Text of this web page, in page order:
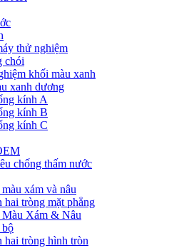
thử nghiệm
chói
khối màu xanh
xanh dương
kính A
kính B
kính C
chống thấm nước
xám và nâu
hai tròng mặt phẳng
Xám & Nâu
bộ
hai tròng hình tròn